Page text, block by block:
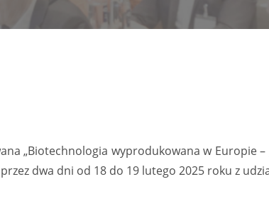
„Biotechnologia wyprodukowana w Europie
dwa dni od 18 do 19 lutego 2025 roku z